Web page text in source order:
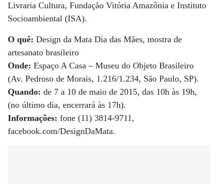
Livraria Cultura, Fundação Vitória Amazônia e Instituto
Socioambiental (ISA).
O quê: Design da Mata Dia das Mães, mostra de
artesanato brasileiro
Onde: Espaço A Casa – Museu do Objeto Brasileiro
(Av. Pedroso de Morais, 1.216/1.234, São Paulo, SP).
Quando: de 7 a 10 de maio de 2015, das 10h às 19h,
(no último dia, encerrará às 17h).
Informações: fone (11) 3814-9711,
facebook.com/DesignDaMata.